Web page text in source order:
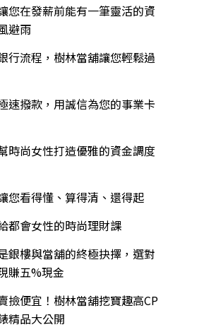
您在發薪前能有一筆靈活的資
避雨
行流程，樹林當舖讓您輕鬆過
速撥款，用誠信為您的事業卡
時尚女性打造優雅的資金調度
您看得懂、算得清、還得起
都會女性的時尚理財課
銀樓與當舖的終極抉擇，選對
賺五%現金
撿便宜！樹林當舖挖寶趣高CP
精品大公開